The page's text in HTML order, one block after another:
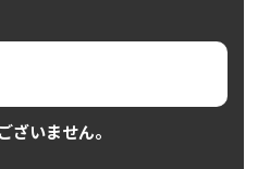
ざいません。